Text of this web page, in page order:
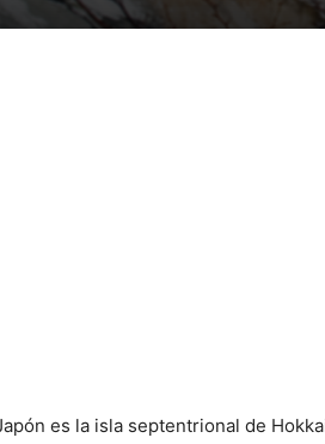
es la isla septentrional de